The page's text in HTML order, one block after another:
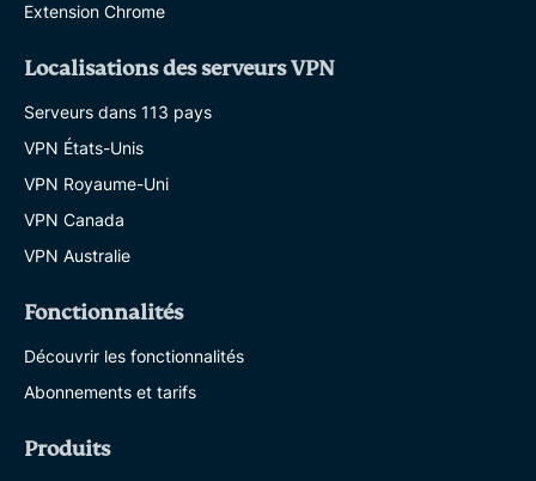
Extension Chrome
Localisations des serveurs VPN
Serveurs dans 113 pays
VPN États-Unis
VPN Royaume-Uni
VPN Canada
VPN Australie
Fonctionnalités
Découvrir les fonctionnalités
Abonnements et tarifs
Produits